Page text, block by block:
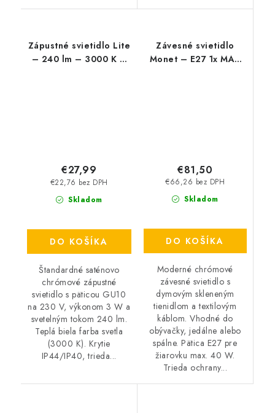
Zápustné svietidlo Lite
– 240 lm – 3000 K –
Skladom
€22,76 bez DPH
€27,99
DO KOŠÍKA
Štandardné saténovo
chrómové zápustné
svietidlo s päticou GU10
na 230 V, výkonom 3 W a
svetelným tokom 240 lm.
Teplá biela farba svetla
(3000 K). Krytie
IP44/IP40, trieda...
Závesné svietidlo
Monet – E27 1x MAX
Skladom
€66,26 bez DPH
€81,50
DO KOŠÍKA
Moderné chrómové
závesné svietidlo s
dymovým skleneným
tienidlom a textilovým
káblom. Vhodné do
obývačky, jedálne alebo
spálne. Pätica E27 pre
žiarovku max. 40 W.
Trieda ochrany...